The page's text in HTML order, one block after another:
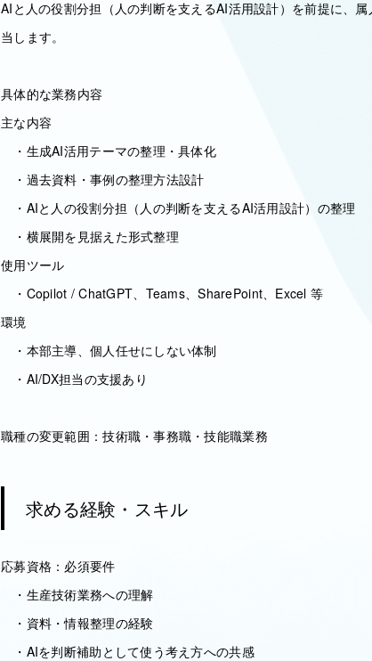
AIと人の役割分担（人の判断を支えるAI活用設計）を前提に、
当します。
具体的な業務内容
主な内容
・生成AI活用テーマの整理・具体化
・過去資料・事例の整理方法設計
・AIと人の役割分担（人の判断を支えるAI活用設計）の整理
・横展開を見据えた形式整理
使用ツール
・Copilot / ChatGPT、Teams、SharePoint、Excel 等
環境
・本部主導、個人任せにしない体制
・AI/DX担当の支援あり
職種の変更範囲：技術職・事務職・技能職業務
求める経験・スキル
応募資格：必須要件
・生産技術業務への理解
・資料・情報整理の経験
・AIを判断補助として使う考え方への共感